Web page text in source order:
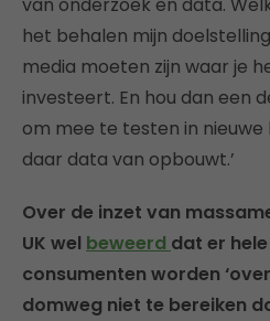
het behalen mijn
media moeten zijn waar je
investeert. En hou dan een
om mee te testen in nieuwe
daar data van opbouwt.’
Over de inzet van
UK wel beweerd dat er
consumenten worden
domweg niet te bereiken